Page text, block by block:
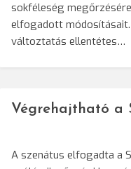
sokféleség
elfogadott módosításait.
változtatás ellentétes…
Végrehajtható a
A szenátus elfogadta a